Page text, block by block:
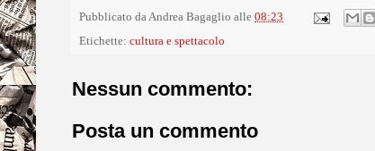
Pubblicato daAndrea Bagaglio alle 08:23
Etichette: cultura e spettacolo
Nessun commento:
Posta un commento